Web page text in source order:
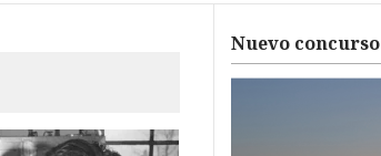
Nuevo concurso